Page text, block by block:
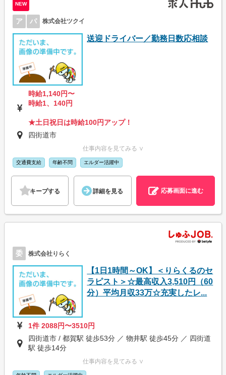
NEW
ア パ 株式会社ツクイ
送迎ドライバー／勤務日数応相談
時給1,140円〜
時給1、140円
★土日祝日は時給100円アップ！
四街道市
仕事内容を見てみる ∨
交通費支給 年齢不問 エルダー活躍中
キープする 詳細を見る 応募画面に進む
委 株式会社りらく
【1日1時間～OK】＜りらくるのセ
ラピスト＞☆最高収入3,510円（60
分）平均月収33万☆充実したレ...
1件 2088円〜3510円
四街道市 / 都賀駅 徒歩53分 ／ 物井駅 徒歩45分 ／ 四街道
駅 徒歩14分
仕事内容を見てみる ∨